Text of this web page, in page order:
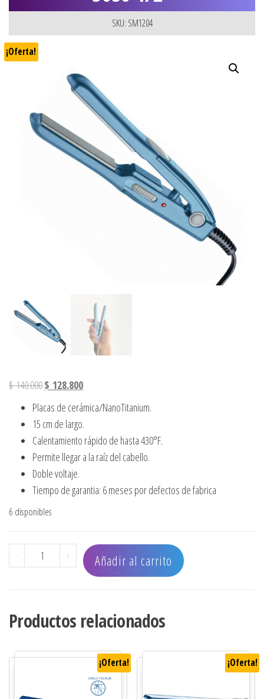
SKU: SM1204
¡Oferta!
$140.000El precio original era: $ 140.000.
$ 128.800El precio actual es: $ 128.800.
Placas de cerámica/NanoTitanium.
15 cm de largo.
Calentamiento rápido de hasta 430°F.
Permite llegar a la raíz del cabello.
Doble voltaje.
Tiempo de garantia: 6 meses por defectos de fabrica
6 disponibles
- PLANCHA BABYLISSPRO MINI 3050 1/2" cantidad
+ Añadir al carrito
Productos relacionados
¡Oferta! ¡Oferta!